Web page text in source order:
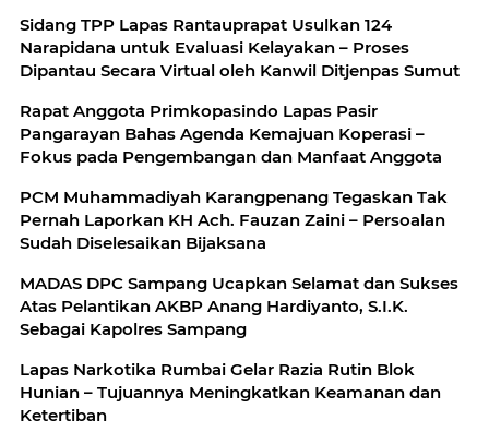
Sidang TPP Lapas Rantauprapat Usulkan 124
Narapidana untuk Evaluasi Kelayakan – Proses
Dipantau Secara Virtual oleh Kanwil Ditjenpas Sumut
Rapat Anggota Primkopasindo Lapas Pasir
Pangarayan Bahas Agenda Kemajuan Koperasi –
Fokus pada Pengembangan dan Manfaat Anggota
PCM Muhammadiyah Karangpenang Tegaskan Tak
Pernah Laporkan KH Ach. Fauzan Zaini – Persoalan
Sudah Diselesaikan Bijaksana
MADAS DPC Sampang Ucapkan Selamat dan Sukses
Atas Pelantikan AKBP Anang Hardiyanto, S.I.K.
Sebagai Kapolres Sampang
Lapas Narkotika Rumbai Gelar Razia Rutin Blok
Hunian – Tujuannya Meningkatkan Keamanan dan
Ketertiban